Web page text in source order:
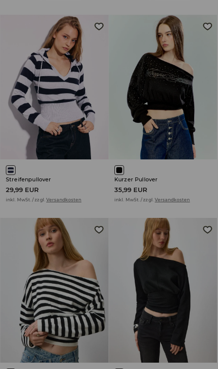
Streifenpullover
29,99 EUR
inkl. MwSt. / zzgl. Versandkosten
Kurzer Pullover
35,99 EUR
inkl. MwSt. / zzgl. Versandkosten